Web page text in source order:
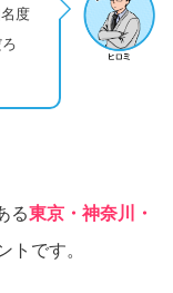
度
る東京・神奈川・
トです。